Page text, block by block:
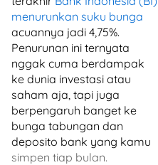
menurunkan suku bunga
acuannya jadi 4,75%.
Penurunan ini ternyata
nggak cuma berdampak
ke dunia investasi atau
saham aja, tapi juga
berpengaruh banget ke
bunga tabungan dan
deposito bank yang kamu
simpen tiap bulan.